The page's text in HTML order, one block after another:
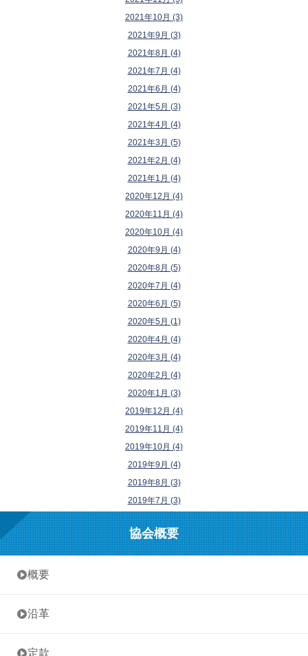
2021年10月 (3)
2021年9月 (3)
2021年8月 (4)
2021年7月 (4)
2021年6月 (4)
2021年5月 (3)
2021年4月 (4)
2021年3月 (5)
2021年2月 (4)
2021年1月 (4)
2020年12月 (4)
2020年11月 (4)
2020年10月 (4)
2020年9月 (4)
2020年8月 (5)
2020年7月 (4)
2020年6月 (5)
2020年5月 (1)
2020年4月 (4)
2020年3月 (4)
2020年2月 (4)
2020年1月 (3)
2019年12月 (4)
2019年11月 (4)
2019年10月 (4)
2019年9月 (4)
2019年8月 (3)
2019年7月 (3)
協会概要
• 概要
• 沿革
• 定款